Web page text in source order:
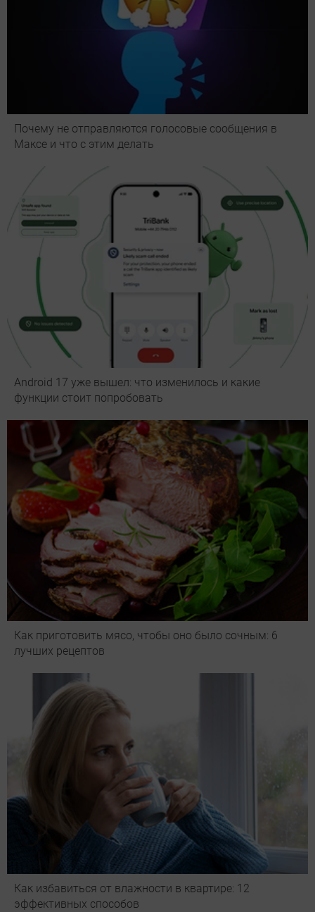
Почему не отправляются голосовые сообщения в
Максе и что с этим делать
Android 17 уже вышел: что изменилось и какие
функции стоит попробовать
Как приготовить мясо, чтобы оно было сочным: 6
лучших рецептов
Как избавиться от влажности в квартире: 12
эффективных способов